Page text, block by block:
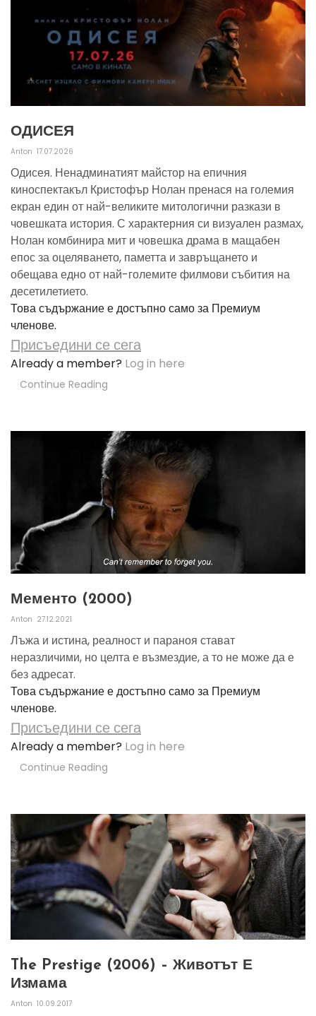
ОДИСЕЯ
Anton 17.07.2026
Одисея. Ненадминатият майстор на епичния
киноспектакъл Кристофър Нолан пренася на големия
екран един от най-великите митологични разкази в
човешката история. С характерния си визуален размах,
Нолан комбинира мит и човешка драма в мащабен
епос за оцеляването, паметта и завръщането и
обещава едно от най-големите филмови събития на
десетилетието.
Това съдържание е достъпно само за Премиум
членове.
Присъедини се сега
Already a member? Log in here
Continue Reading
Мементо (2000)
Anton 27.12.2021
Лъжа и истина, реалност и параноя стават
неразличими, но целта е възмездие, а то не може да е
без адресат.
Това съдържание е достъпно само за Премиум
членове.
Присъедини се сега
Already a member? Log in here
Continue Reading
The Prestige (2006) – Животът Е
Измама
Anton 10.09.2017